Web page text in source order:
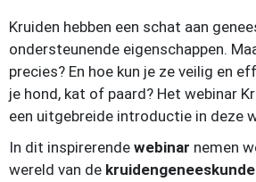
Kruiden hebben een schat aan
ondersteunende eigenschappen.
precies? En hoe kun je ze veilig en
je hond, kat of paard? Het webinar
een uitgebreide introductie in deze
In dit inspirerende webinar nemen
wereld van de